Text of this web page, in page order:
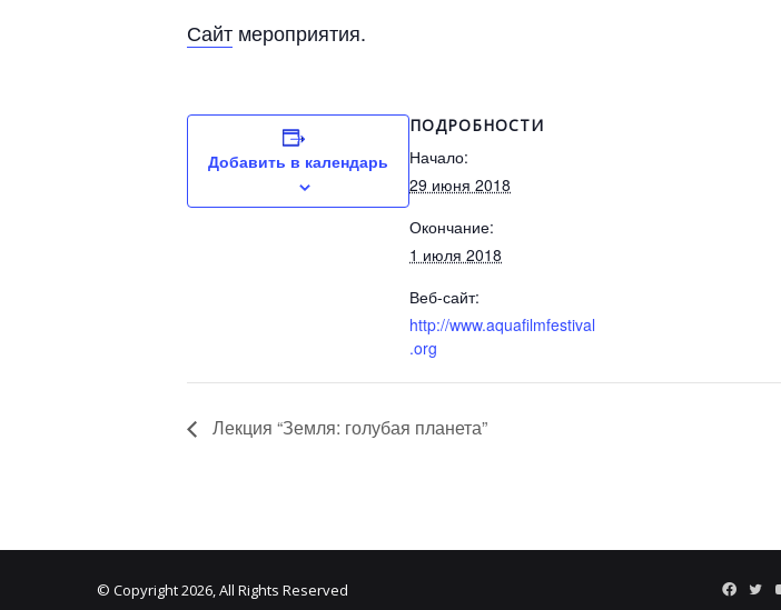
Сайт мероприятия.
Добавить в календарь
ПОДРОБНОСТИ
Начало:
29 июня 2018
Окончание:
1 июля 2018
Веб-сайт:
http://www.aquafilmfestival
.org
Лекция “Земля: голубая планета”
© Copyright 2026, All Rights Reserved